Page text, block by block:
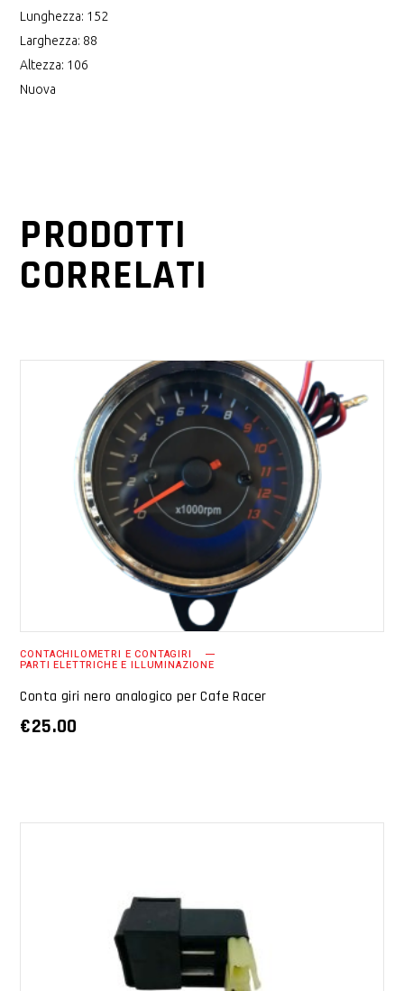
Lunghezza: 152
Larghezza: 88
Altezza: 106
Nuova
PRODOTTI
CORRELATI
AGGIUNGI AL CARRELLO
CONTACHILOMETRI E CONTAGIRI
PARTI ELETTRICHE E ILLUMINAZIONE
Conta giri nero analogico per Cafe Racer
€25.00
AGGIUNGI AL CARRELLO